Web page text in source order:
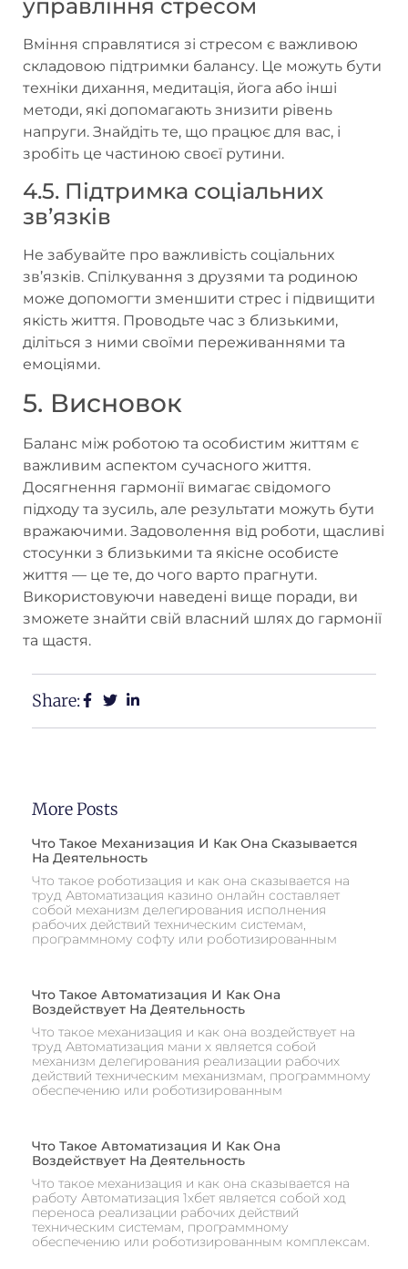
управління стресом
Вміння справлятися зі стресом є важливою
складовою підтримки балансу. Це можуть бути
техніки дихання, медитація, йога або інші
методи, які допомагають знизити рівень
напруги. Знайдіть те, що працює для вас, і
зробіть це частиною своєї рутини.
4.5. Підтримка соціальних
зв’язків
Не забувайте про важливість соціальних
зв’язків. Спілкування з друзями та родиною
може допомогти зменшити стрес і підвищити
якість життя. Проводьте час з близькими,
діліться з ними своїми переживаннями та
емоціями.
5. Висновок
Баланс між роботою та особистим життям є
важливим аспектом сучасного життя.
Досягнення гармонії вимагає свідомого
підходу та зусиль, але результати можуть бути
вражаючими. Задоволення від роботи, щасливі
стосунки з близькими та якісне особисте
життя — це те, до чого варто прагнути.
Використовуючи наведені вище поради, ви
зможете знайти свій власний шлях до гармонії
та щастя.
Share:
More Posts
Что Такое Механизация И Как Она Сказывается
На Деятельность
Что такое роботизация и как она сказывается на
труд Автоматизация казино онлайн составляет
собой механизм делегирования исполнения
рабочих действий техническим системам,
программному софту или роботизированным
Что Такое Автоматизация И Как Она
Воздействует На Деятельность
Что такое механизация и как она воздействует на
труд Автоматизация мани х является собой
механизм делегирования реализации рабочих
действий техническим механизмам, программному
обеспечению или роботизированным
Что Такое Автоматизация И Как Она
Воздействует На Деятельность
Что такое механизация и как она сказывается на
работу Автоматизация 1хбет является собой ход
переноса реализации рабочих действий
техническим системам, программному
обеспечению или роботизированным комплексам.